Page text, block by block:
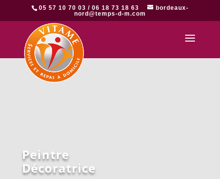
05 57 10 70 03 / 06 18 73 18 63
bordeaux-
nord@temps-d-m.com
Peintre
Décoratrice